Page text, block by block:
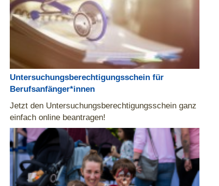
Untersuchungsberechtigungsschein für
Berufsanfänger*innen
Jetzt den Untersuchungsberechtigungsschein ganz
einfach online beantragen!